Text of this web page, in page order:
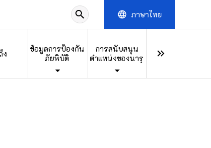
search language ภาษาไทย
ง
ข้อมูลการป้องกัน
ภัยพิบัติ
การสนับสนุน
ตำแหน่งของนารุ
keyboard_double_arrow_right